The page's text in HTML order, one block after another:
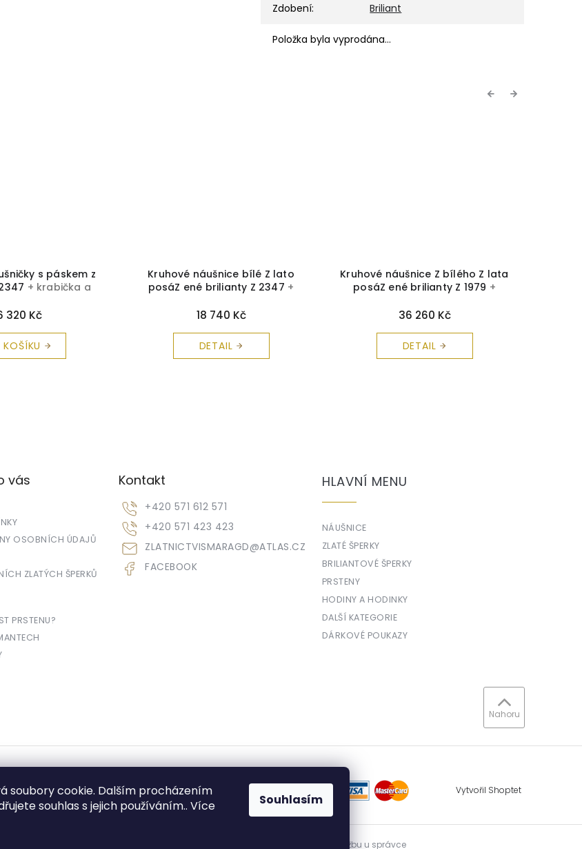
soubory cookie. Dalším procházením
souhlas s jejich používáním.. Více
Souhlasím
Zdobení: Briliant
Položka byla vyprodána…
Previous
s páskem z
+ krabička a
320 Kč
Kruhové náušnice bílé Z lato
posáZ ené brilianty Z 2347 +
18 740 Kč
DETAIL
Kruhové náušnice Z bílého Z lata
posáZ ené brilianty Z 1979 +
36 260 Kč
DETAIL
Next
vás
OSOBNÍCH ÚDAJŮ
ZLATÝCH ŠPERKŮ
PRSTENU?
Kontakt
ZLATNICTVISMARAGD@ATLAS.CZ
+420 571 612 571
+420 571 423 423
FACEBOOK
HLAVNÍ MENU
NÁUŠNICE
ZLATÉ ŠPERKY
BRILIANTOVÉ ŠPERKY
PRSTENY
HODINY A HODINKY
DALŠÍ KATEGORIE
DÁRKOVÉ POUKAZY
Vytvořil Shoptet
Nahoru
povinen vystavit kupujícímu účtenku. Zároveň je povinen zaevidovat přijatou tržbu u správce